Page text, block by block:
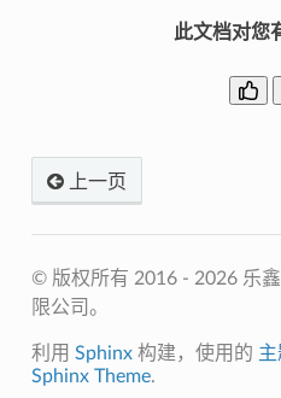
此文档对您
上一页
© 版权所有 2016 - 2026 乐
限公司。
利用 Sphinx构建，使用的 主
Sphinx Theme.